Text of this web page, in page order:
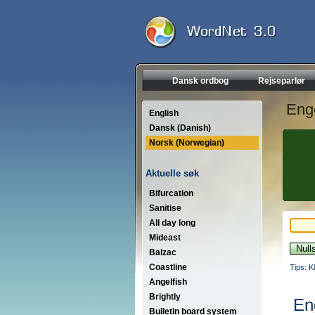
Dansk ordbog Rejseparlør
English
Dansk (Danish)
Norsk (Norwegian)
Aktuelle søk
Bifurcation
Sanitise
All day long
Mideast
Balzac
Coastline
Angelfish
Brightly
Bulletin board system
Tips: